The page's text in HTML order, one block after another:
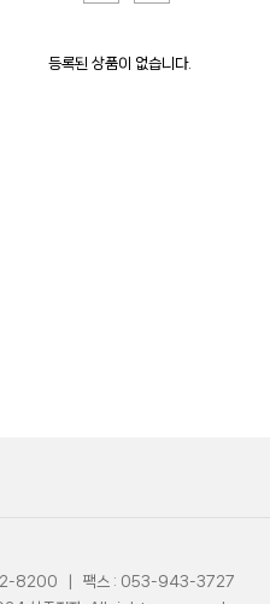
등록된 상품이 없습니다.
8200 | 팩스 : 053-943-3727